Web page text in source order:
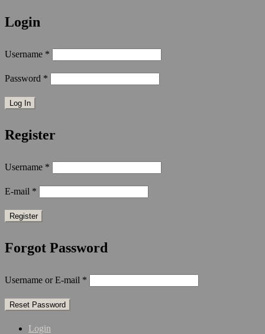
Login
Username *
Password *
Register
Username *
E-mail *
Forgot Password
Username or E-mail *
Login